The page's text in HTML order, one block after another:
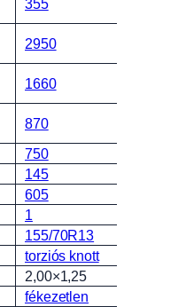
355
2950
1660
870
750
145
605
1
155/70R13
torziós knott
2,00×1,25
fékezetlen